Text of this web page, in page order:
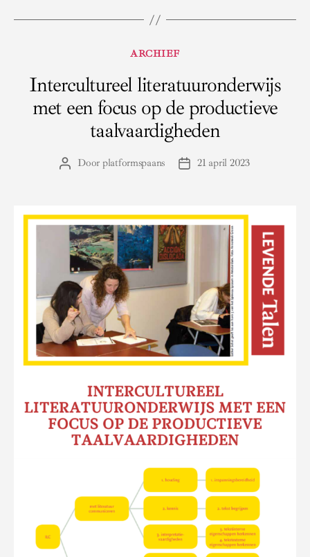
Categorieën
ARCHIEF
Intercultureel literatuuronderwijs
met een focus op de productieve
taalvaardigheden
Berichtauteur
Door platformspaans Berichtdatum
21 april 2023